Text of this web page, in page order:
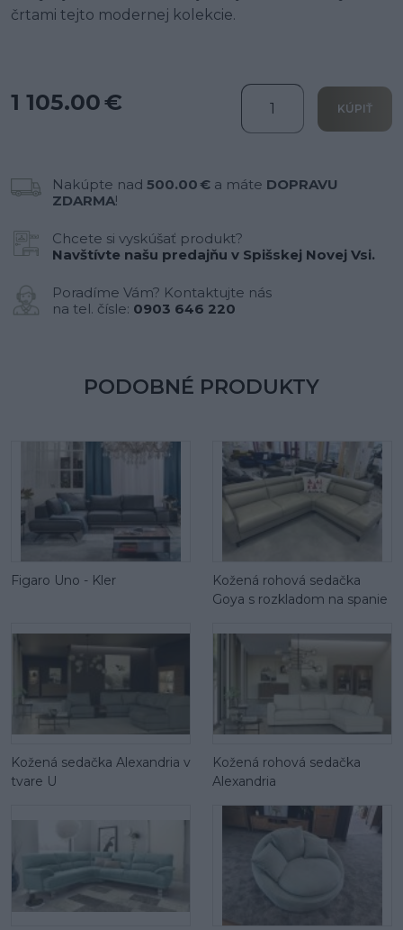
črtami tejto modernej kolekcie.
1 105.00 € KÚPIŤ
Nakúpte nad 500.00 € a máte DOPRAVU
ZDARMA!
Chcete si vyskúšať produkt?
Navštívte našu predajňu v Spišskej Novej Vsi.
Poradíme Vám? Kontaktujte nás
na tel. čísle: 0903 646 220
PODOBNÉ PRODUKTY
Figaro Uno - Kler
Kožená rohová sedačka
Goya s rozkladom na spanie
Kožená sedačka Alexandria v
tvare U
Kožená rohová sedačka
Alexandria